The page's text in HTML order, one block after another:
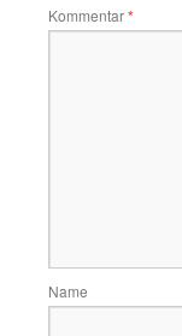
Kommentar*
Name